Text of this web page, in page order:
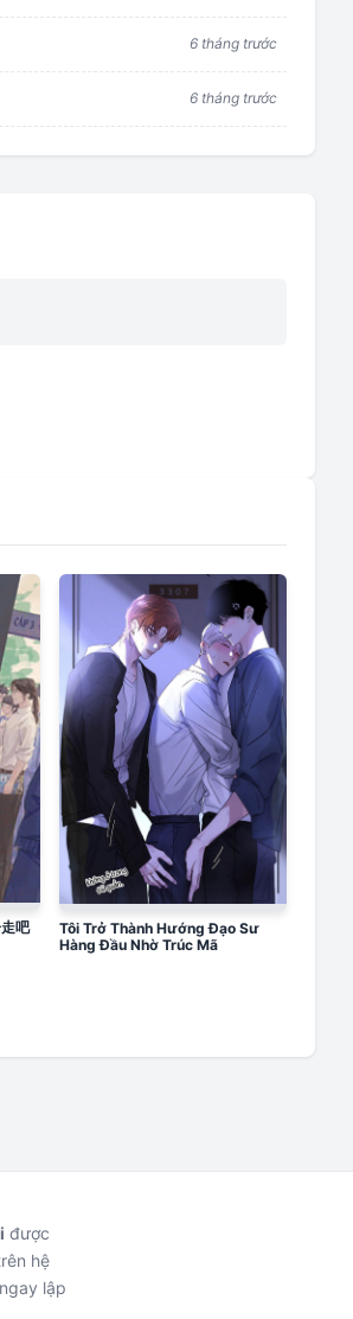
6 tháng trước
6 tháng trước
吧
Tôi Trở Thành Hướng Đạo Sư
Hàng Đầu Nhờ Trúc Mã
được
hệ
lập